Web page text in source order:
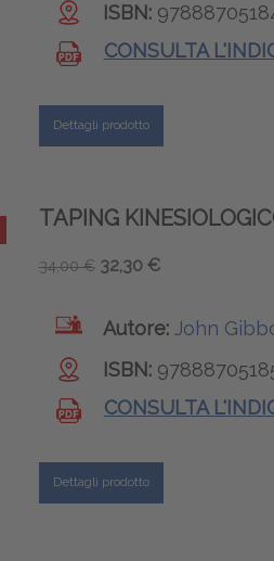
ISBN:
CONSULTA
Dettagli prodotto
TAPING
34,00 € 32,30 €
Autore: John
ISBN:
CONSULTA
Dettagli prodotto